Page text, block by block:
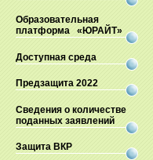
Образовательная
платформа «ЮРАЙТ»
Доступная среда
Предзащита 2022
Сведения о количестве
поданных заявлений
Защита ВКР